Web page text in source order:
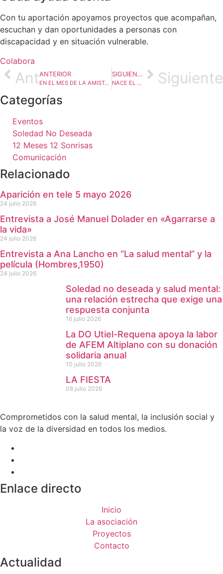
Con tu aportación apoyamos proyectos que acompañan,
escuchan y dan oportunidades a personas con
discapacidad y en situación vulnerable.
Colabora
AntANTERIOR
EN EL MES DE LA AMISTAD, APARTAMENTOS CONVIVIR ES EL LUGAR APROPIADO.
SIGUIENTE
NACE EL CONSEJO ESPAÑOL PARA LA DEFENSA DE LA DISCAPACIDAD Y LA DEPENDENCIA COMUNIDAD DE MADRID. Siguiente
Categorías
Eventos
Soledad No Deseada
12 Meses 12 Sonrisas
Comunicación
Relacionado
Aparición en tele 5 mayo 2026
24 julio 2026
Entrevista a José Manuel Dolader en «Agarrarse a
la vida»
24 julio 2026
Entrevista a Ana Lancho en “La salud mental” y la
película (Hombres,1950)
24 julio 2026
Soledad no deseada y salud mental:
una relación estrecha que exige una
respuesta conjunta
16 julio 2026
La DO Utiel-Requena apoya la labor
de AFEM Altiplano con su donación
solidaria anual
10 julio 2026
LA FIESTA
08 julio 2026
Comprometidos con la salud mental, la inclusión social y
la voz de la diversidad en todos los medios.
Enlace directo
Inicio
La asociación
Proyectos
Contacto
Actualidad